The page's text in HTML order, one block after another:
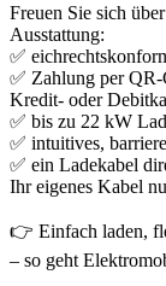
Freuen Sie sich
Ausstattung:
✅
✅ Zahlung per
Kredit- oder
✅ bis zu 22 kW
✅ intuitives,
✅ ein Ladekabel
Ihr eigenes Kabel
👉 Einfach laden,
– so geht